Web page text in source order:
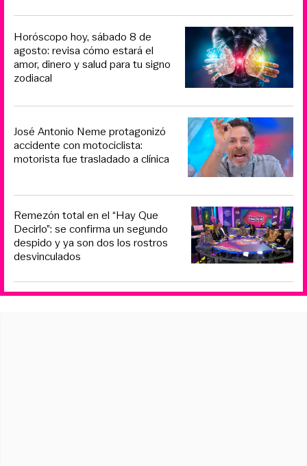
Horóscopo hoy, sábado 8 de
agosto: revisa cómo estará el
amor, dinero y salud para tu signo
zodiacal
José Antonio Neme protagonizó
accidente con motociclista:
motorista fue trasladado a clínica
Remezón total en el “Hay Que
Decirlo”: se confirma un segundo
despido y ya son dos los rostros
desvinculados